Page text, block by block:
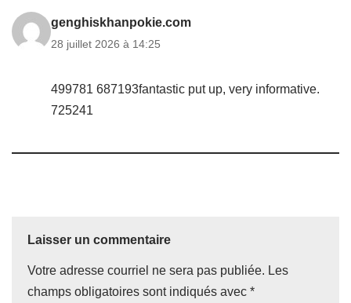
genghiskhanpokie.com
28 juillet 2026 à 14:25
499781 687193fantastic put up, very informative.
725241
Laisser un commentaire
Votre adresse courriel ne sera pas publiée. Les
champs obligatoires sont indiqués avec *